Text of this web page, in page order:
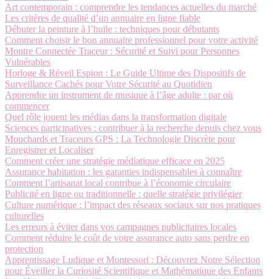
Art contemporain : comprendre les tendances actuelles du marché
Les critères de qualité d’un annuaire en ligne fiable
Débuter la peinture à l’huile : techniques pour débutants
Comment choisir le bon annuaire professionnel pour votre activité
Montre Connectée Traceur : Sécurité et Suivi pour Personnes
Vulnérables
Horloge & Réveil Espion : Le Guide Ultime des Dispositifs de
Surveillance Cachés pour Votre Sécurité au Quotidien
Apprendre un instrument de musique à l’âge adulte : par où
commencer
Quel rôle jouent les médias dans la transformation digitale
Sciences participatives : contribuer à la recherche depuis chez vous
Mouchards et Traceurs GPS : La Technologie Discrète pour
Enregistrer et Localiser
Comment créer une stratégie médiatique efficace en 2025
Assurance habitation : les garanties indispensables à connaître
Comment l’artisanat local contribue à l’économie circulaire
Publicité en ligne ou traditionnelle : quelle stratégie privilégier
Culture numérique : l’impact des réseaux sociaux sur nos pratiques
culturelles
Les erreurs à éviter dans vos campagnes publicitaires locales
Comment réduire le coût de votre assurance auto sans perdre en
protection
Apprentissage Ludique et Montessori : Découvrez Notre Sélection
pour Éveiller la Curiosité Scientifique et Mathématique des Enfants